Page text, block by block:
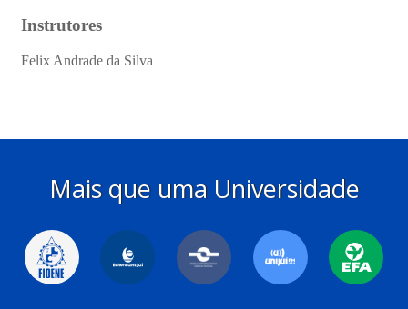
Mais que uma Universidade